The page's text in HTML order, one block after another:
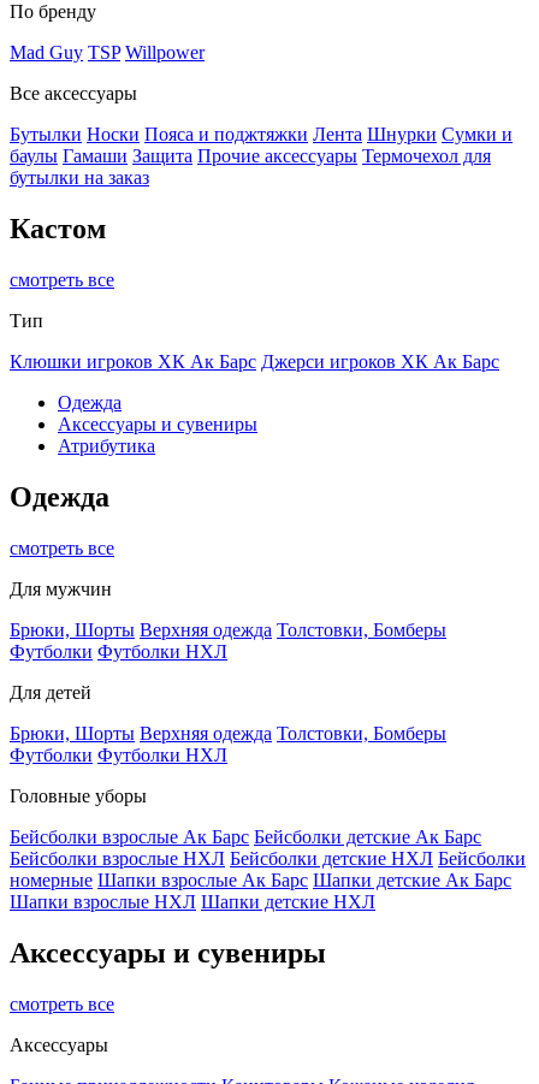
По бренду
Mad Guy TSP Willpower
Все аксессуары
Бутылки Носки Пояса и поджтяжки Лента Шнурки Сумки и
баулы Гамаши Защита Прочие аксессуары Термочехол для
бутылки на заказ
Кастом
смотреть все
Тип
Клюшки игроков ХК Ак Барс Джерси игроков ХК Ак Барс
Одежда
Аксессуары и сувениры
Атрибутика
Одежда
смотреть все
Для мужчин
Брюки, Шорты Верхняя одежда Толстовки, Бомберы
Футболки Футболки НХЛ
Для детей
Брюки, Шорты Верхняя одежда Толстовки, Бомберы
Футболки Футболки НХЛ
Головные уборы
Бейсболки взрослые Ак Барс Бейсболки детские Ак Барс
Бейсболки взрослые НХЛ Бейсболки детские НХЛ Бейсболки
номерные Шапки взрослые Ак Барс Шапки детские Ак Барс
Шапки взрослые НХЛ Шапки детские НХЛ
Аксессуары и сувениры
смотреть все
Аксессуары